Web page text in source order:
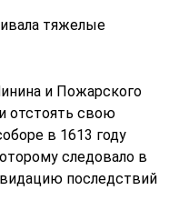
тяжелые
и Пожарского
отстоять свою
в 1613 году
следовало в
последствий